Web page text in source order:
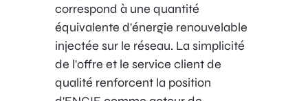
correspond à une quantité
équivalente d'énergie renouvelable
injectée sur le réseau. La simplicité
de l'offre et le service client de
qualité renforcent la position